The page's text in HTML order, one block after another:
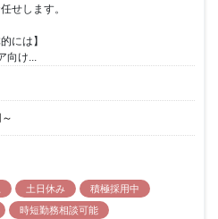
せします。
には】
向け...
～
土日休み
積極採用中
時短勤務相談可能